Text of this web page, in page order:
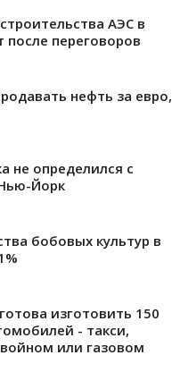
АЭС в
после переговоров
нефть за евро,
не определился с
Йорк
бобовых культур в
изготовить 150
- такси,
или газовом